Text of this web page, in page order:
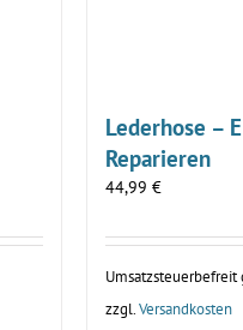
Lederhose –
Reparieren
44,99€
Umsatzsteuerbefreit
zzgl.Versandkosten